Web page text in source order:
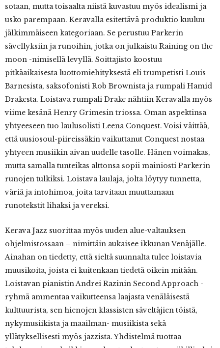
sotaan, mutta toisaalta niistä kuvastuu myös idealismi ja
usko parempaan. Keravalla esitettävä produktio kuuluu
jälkimmäiseen kategoriaan. Se perustuu Parkerin
sävellyksiin ja runoihin, jotka on julkaistu Raining on the
moon -nimisellä levyllä. Soittajisto koostuu
pitkäaikaisesta luottomiehityksestä eli trumpetisti Louis
Barnesista, saksofonisti Rob Brownista ja rumpali Hamid
Drakesta. Loistava rumpali Drake nähtiin Keravalla myös
viime kesänä Henry Grimesin triossa. Oman aspektinsa
yhtyeeseen tuo laulusolisti Leena Conquest. Voisi väittää,
että uusiosoul-piireissäkin vaikuttanut Conquest nostaa
yhtyeen musiikin aivan uudelle tasolle. Hänen voimakas,
mutta samalla tunteikas alttonsa sopii mainiosti Parkerin
runojen tulkiksi. Loistava laulaja, jolta löytyy tunnetta,
väriä ja intohimoa, joita tarvitaan muuttamaan
runotekstit lihaksi ja vereksi.
Kerava Jazz suorittaa myös uuden alue-valtauksen
ohjelmistossaan – nimittäin aukaisee ikkunan Venäjälle.
Ainahan on tiedetty, että sieltä suunnalta tulee loistavia
muusikoita, joista ei kuitenkaan tiedetä oikein mitään.
Loistavan pianistin Andrei Razinin Second Approach -
ryhmä ammentaa vaikutteensa laajasta venäläisestä
kulttuurista, sen hienojen klassisten säveltäjien töistä,
nykymusiikista ja maailman- musiikista sekä
yllätyksellisesti myös jazzista. Yhdistelmä tuottaa